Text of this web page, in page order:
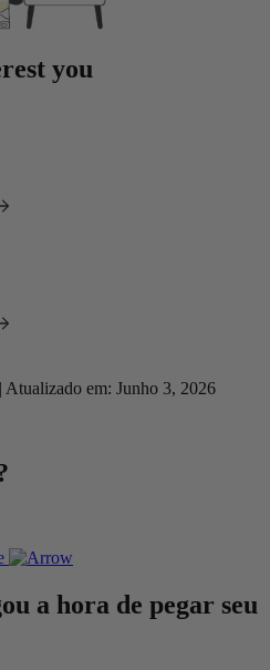
you
em: Junho 3, 2026
a hora de pegar seu